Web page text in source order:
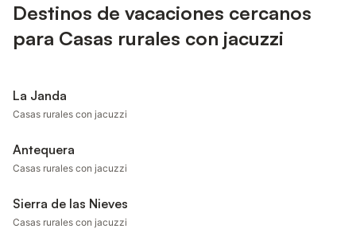
Destinos de vacaciones cercanos
para Casas rurales con jacuzzi
La Janda
Casas rurales con jacuzzi
Antequera
Casas rurales con jacuzzi
Sierra de las Nieves
Casas rurales con jacuzzi